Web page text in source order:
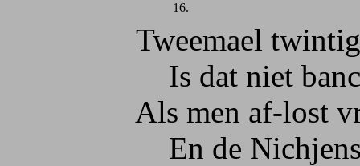
16.
Tweemael twintigh
Is dat niet
Als men af-lost
En de Nichjens ’t